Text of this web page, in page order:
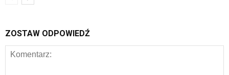
ZOSTAW ODPOWIEDŹ